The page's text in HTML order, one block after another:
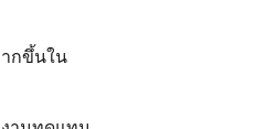
ากขึ้นใน